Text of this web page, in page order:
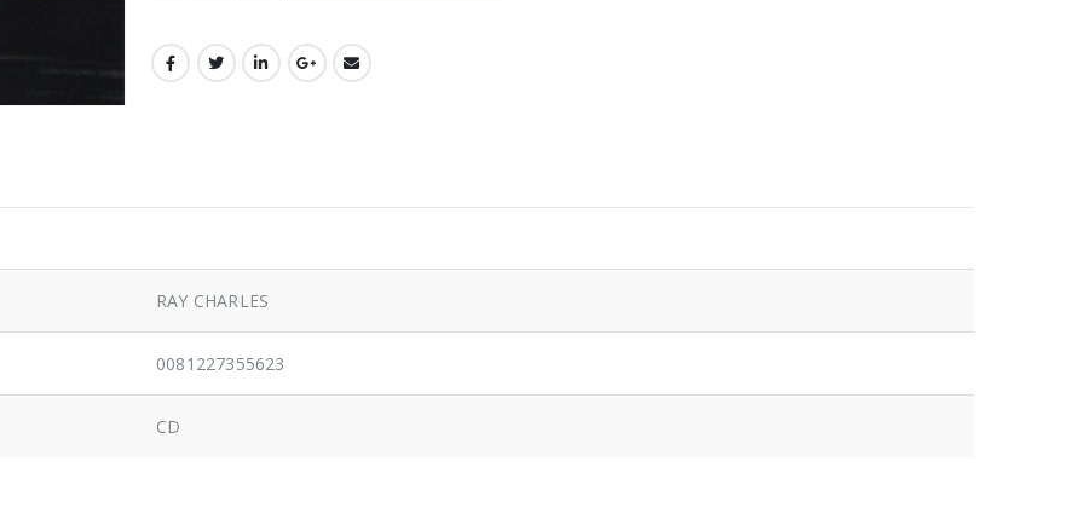
RAY CHARLES
0081227355623
CD